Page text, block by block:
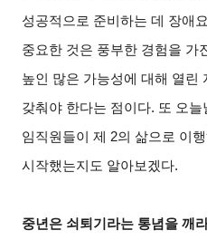
성공적으로 준비하는 데 장애
중요한 것은 풍부한 경험을 가
높인 많은 가능성에 대해 열린
갖춰야 한다는 점이다. 또 오
임직원들이 제 2의 삶으로 이
시작했는지도 알아보겠다.
중년은 쇠퇴기라는 통념을 깨